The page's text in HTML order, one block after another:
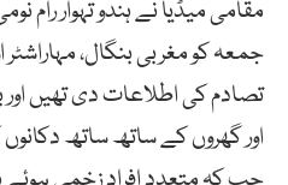
مقامی میڈیا نے ہندو تہوار رام
جمعہ کو مغربی بنگال، مہاراشٹر
تصادم کی اطلاعات دی تھیں اور
اور گھروں کے ساتھ ساتھ